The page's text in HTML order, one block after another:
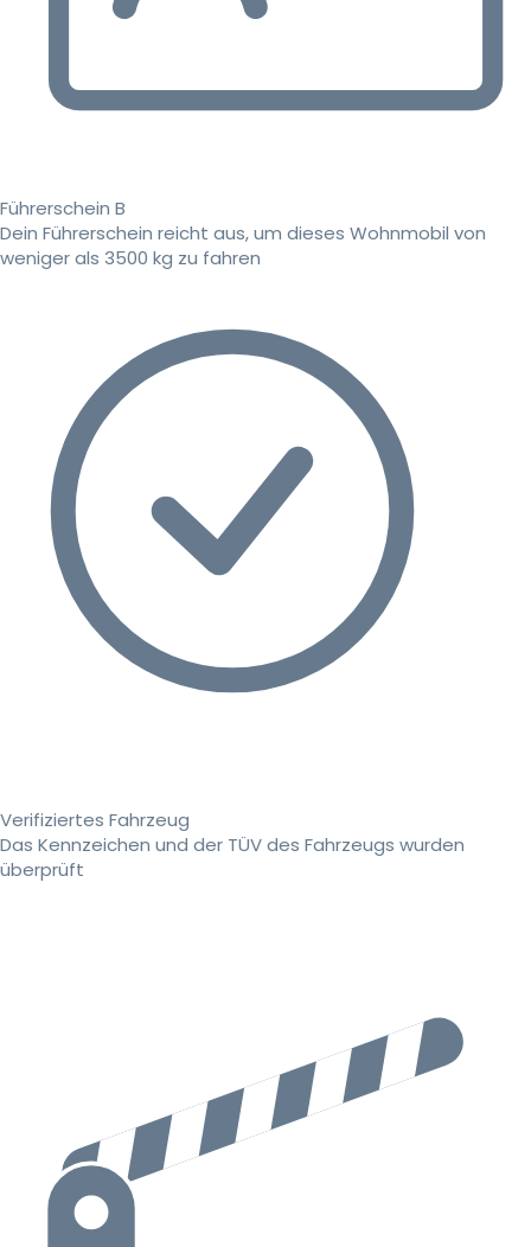
Führerschein B
Dein Führerschein reicht aus, um dieses Wohnmobil von
weniger als 3500 kg zu fahren
Verifiziertes Fahrzeug
Das Kennzeichen und der TÜV des Fahrzeugs wurden
überprüft